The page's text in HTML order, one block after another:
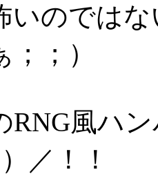
いのでは
；）
RNG風ハ
／！！